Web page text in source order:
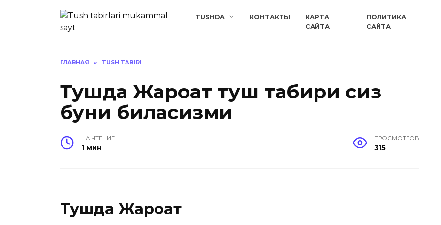
TUSHDA КОНТАКТЫ
КАРТА
САЙТА
ПОЛИТИКА
САЙТА
ГЛАВНАЯ » TUSH TABIRI
Тушда Жароҳат туш табири сиз
буни биласизми
НА ЧТЕНИЕ
1 мин
ПРОСМОТРОВ
315
Тушда Жароҳат